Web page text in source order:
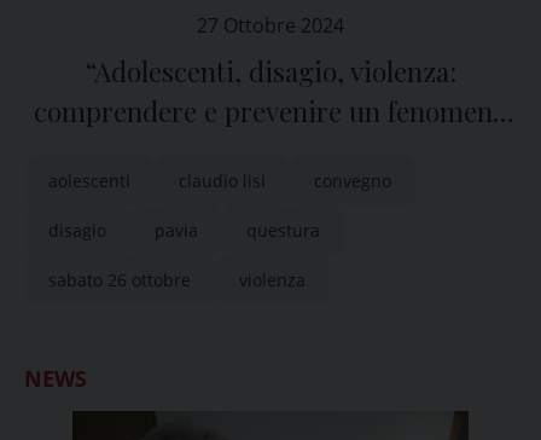
27 Ottobre 2024
“Adolescenti, disagio, violenza:
comprendere e prevenire un fenomeno
aolescenti claudio lisi convegno
disagio pavia questura
sabato 26 ottobre violenza
NEWS